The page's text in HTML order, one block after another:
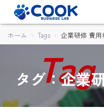
ホーム Tags 企業研修 費用
タグ：企業